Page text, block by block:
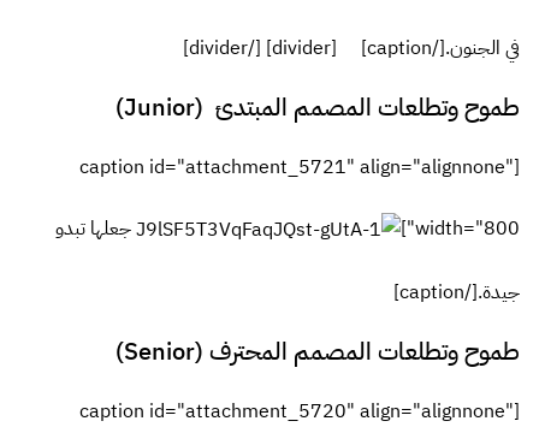
في الجنون.[/caption] [divider] [/divider]
طموح وتطلعات المصمم المبتدئ (Junior)
[caption id="attachment_5721" align="alignnone"
width="800"] جعلها تبدو
جيدة.[/caption]
طموح وتطلعات المصمم المحترف (Senior)
[caption id="attachment_5720" align="alignnone"